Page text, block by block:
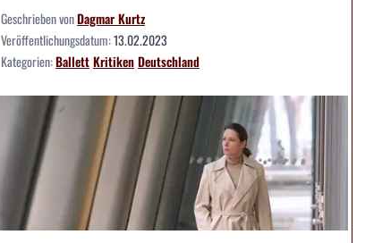
Geschrieben vonDagmar Kurtz
Veröffentlichungsdatum:13.02.2023
Kategorien:BallettKritikenDeutschland